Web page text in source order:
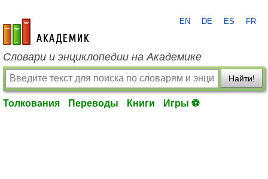
academic.ru
EN DE ES FR
Словари и энциклопедии на Академике
Найти!
Толкования Переводы Книги Игры ⚽